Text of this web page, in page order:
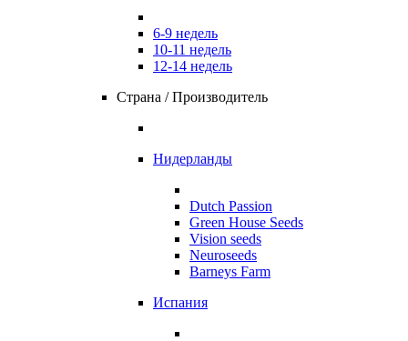
6-9 недель
10-11 недель
12-14 недель
Страна / Производитель
Нидерланды
Dutch Passion
Green House Seeds
Vision seeds
Neuroseeds
Barneys Farm
Испания